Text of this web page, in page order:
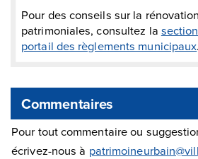
Pour des conseils sur la
patrimoniales, consultez la
portail des règlements municipaux.
Commentaires
Pour tout commentaire ou
écrivez-nous à